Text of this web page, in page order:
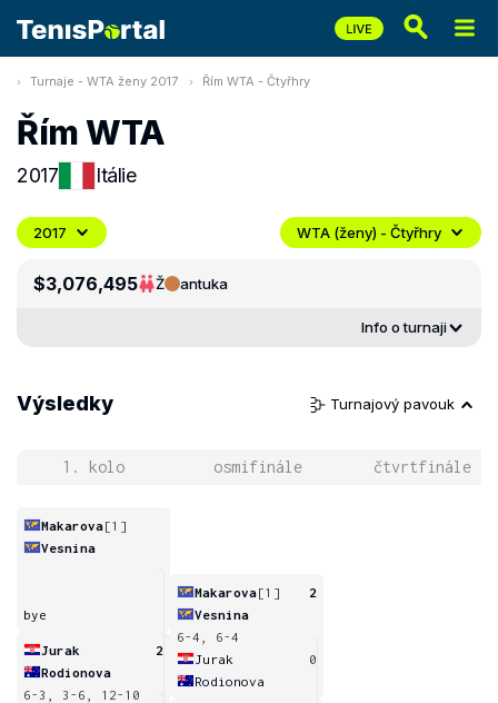
Turnaje - WTA ženy 2017 Řím WTA - Čtyřhry
Řím WTA
2017 Itálie
2017 WTA (ženy) - Čtyřhry
$3,076,495 Ž antuka
Info o turnaji
Výsledky Turnajový pavouk
1. kolo osmifinále čtvrtfinále
Makarova[1]
Vesnina
bye
Jurak
2
Rodionova
6-3, 3-6, 12-10
Makarova[1]
2
Vesnina
6-4, 6-4
Jurak
0
Rodionova